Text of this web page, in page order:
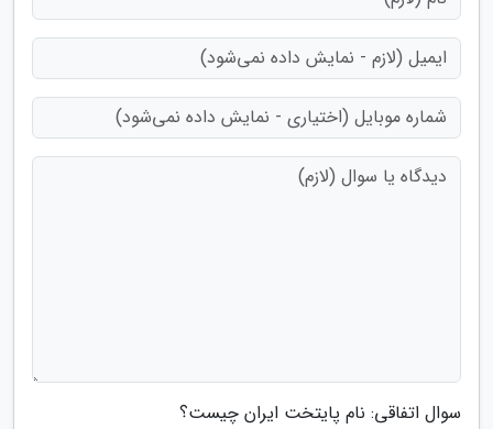
سوال اتفاقی: نام پایتخت ایران چیست؟